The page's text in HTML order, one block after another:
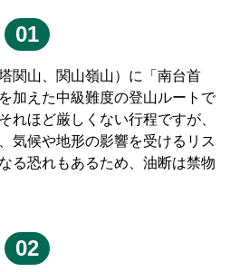
01
関山、関山嶺山）に「南台首
加えた中級難度の登山ルートで
れほど厳しくない行程ですが、
気候や地形の影響を受けるリス
る恐れもあるため、油断は禁物
02